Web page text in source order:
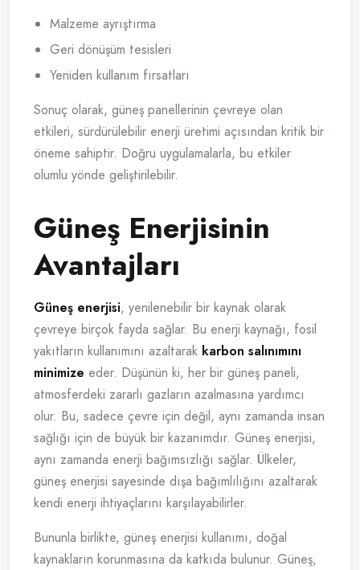
Malzeme ayrıştırma
Geri dönüşüm tesisleri
Yeniden kullanım fırsatları
Sonuç olarak, güneş panellerinin çevreye olan
etkileri, sürdürülebilir enerji üretimi açısından kritik bir
öneme sahiptir. Doğru uygulamalarla, bu etkiler
olumlu yönde geliştirilebilir.
Güneş Enerjisinin
Avantajları
Güneş enerjisi, yenilenebilir bir kaynak olarak
çevreye birçok fayda sağlar. Bu enerji kaynağı, fosil
yakıtların kullanımını azaltarak karbon salınımını
minimize eder. Düşünün ki, her bir güneş paneli,
atmosferdeki zararlı gazların azalmasına yardımcı
olur. Bu, sadece çevre için değil, aynı zamanda insan
sağlığı için de büyük bir kazanımdır. Güneş enerjisi,
aynı zamanda enerji bağımsızlığı sağlar. Ülkeler,
güneş enerjisi sayesinde dışa bağımlılığını azaltarak
kendi enerji ihtiyaçlarını karşılayabilirler.
Bununla birlikte, güneş enerjisi kullanımı, doğal
kaynakların korunmasına da katkıda bulunur. Güneş,